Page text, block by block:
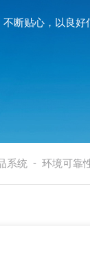
断贴心，以良
系统 - 环境可靠